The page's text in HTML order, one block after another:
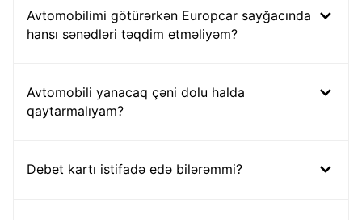
Avtomobilimi götürərkən Europcar sayğacında
hansı sənədləri təqdim etməliyəm?
Avtomobili yanacaq çəni dolu halda
qaytarmalıyam?
Debet kartı istifadə edə bilərəmmi?